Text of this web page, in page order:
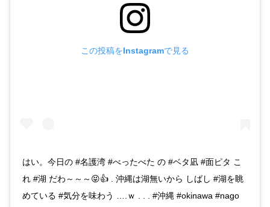
この投稿をInstagramで見る
はい。今日の #名護湾 #べったべた の #ベタ凪 #面ピタ こ
れ #湖 だわ～～～😝👍 . 沖縄は湖無いから しばし #湖を眺
めている #気分を味わう ….ｗ . . . #沖縄 #okinawa #nago